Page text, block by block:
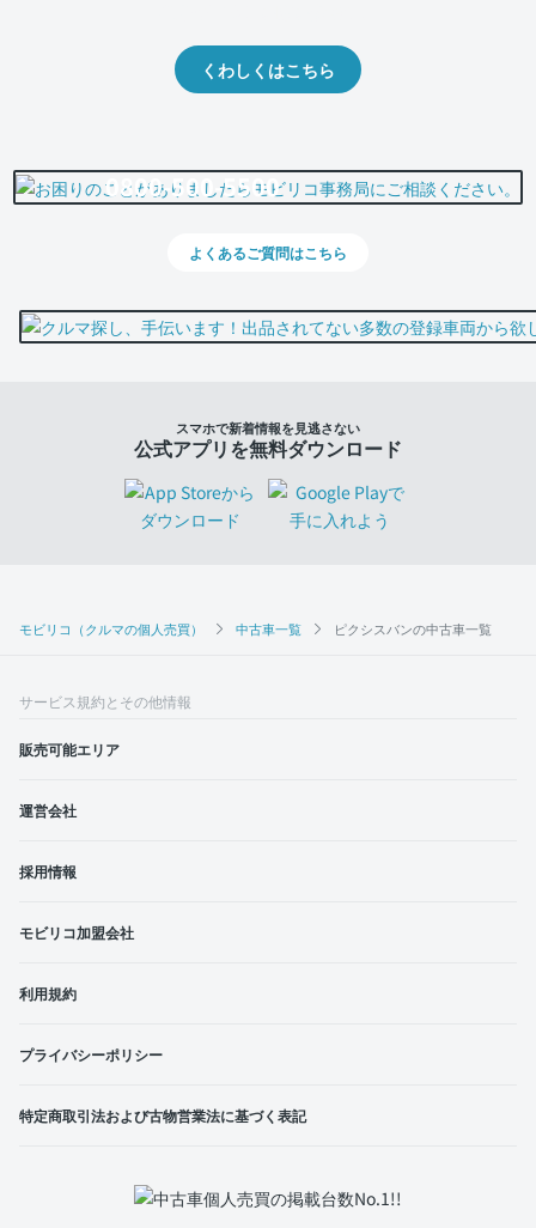
モビリコ（クルマの個人売買） 中古車一覧 ピクシスバンの中古車一覧
くわしくはこちら
0800-500-5500
よくあるご質問はこちら
スマホで新着情報を見逃さない
公式アプリを無料ダウンロード
サービス規約とその他情報
販売可能エリア
運営会社
採用情報
モビリコ加盟会社
利用規約
プライバシーポリシー
特定商取引法および古物営業法に基づく表記